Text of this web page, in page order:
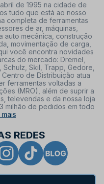
de 1995 na cidade de
tudo que está ao nosso
completa de ferramentas
de ar, máquinas,
auto mecânica, construção
movimentação de carga,
você encontra novidades
do mercado: Dremel,
Schulz, Skil, Trapp, Gedore,
de Distribuição atua
ferramentas voltadas a
(MRO), além de suprir a
televendas e da nossa loja
milhão de pedidos em todo
REDES